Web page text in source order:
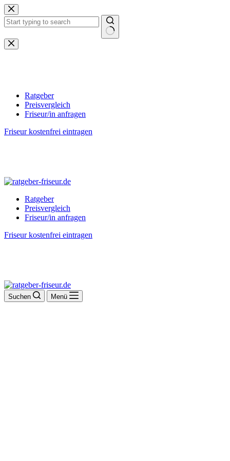
Zum
Inhalt
springen
Keine
Ergebnisse
Ratgeber
Preisvergleich
Friseur/in anfragen
Friseur kostenfrei eintragen
Ratgeber
Preisvergleich
Friseur/in anfragen
Friseur kostenfrei eintragen
Suchen Menü